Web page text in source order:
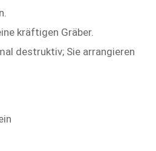
kräftigen Gräber.
destruktiv; Sie arrangieren